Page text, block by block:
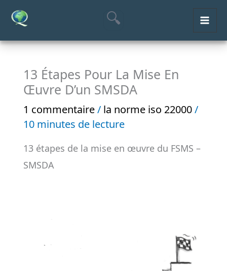
Aller
contenu
13 Étapes Pour La Mise En
Œuvre D’un SMSDA
1 commentaire / la norme iso 22000/
10 minutes de lecture
13 étapes de la mise en œuvre du FSMS –
SMSDA